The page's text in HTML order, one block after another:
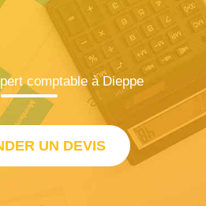
comptable à Dieppe
UN DEVIS